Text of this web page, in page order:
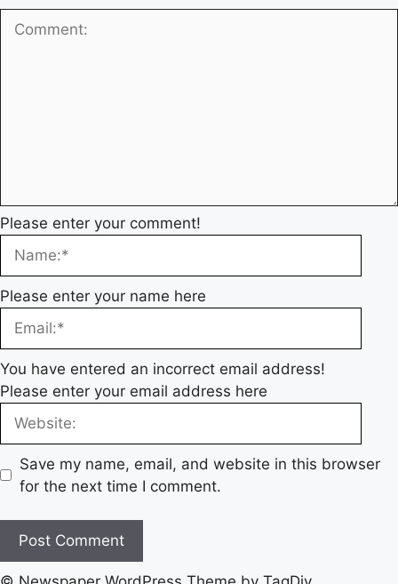
Please enter your comment!
Please enter your name here
You have entered an incorrect email address!
Please enter your email address here
Save my name, email, and website in this browser
for the next time I comment.